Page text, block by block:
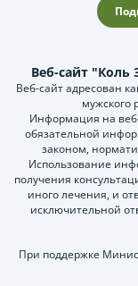
Веб-сайт "Коль
Веб-сайт адресован
мужского
Информация на
обязательной
законом,
Использование
получения
иного лечения, и
исключительной
При поддержке